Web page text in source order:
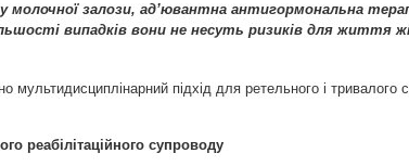
молочної залози, ад’ювантна антигормональна
випадків вони не несуть ризиків для
підхід для ретельного і тривалого
реабілітаційного супроводу